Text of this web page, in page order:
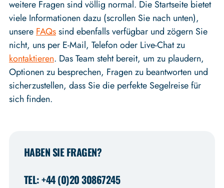
weitere Fragen sind völlig normal. Die Startseite bietet
viele Informationen dazu (scrollen Sie nach unten),
unsere FAQssind ebenfalls verfügbar und zögern Sie
nicht, uns per E-Mail, Telefon oder Live-Chat zu
kontaktieren. Das Team steht bereit, um zu plaudern,
Optionen zu besprechen, Fragen zu beantworten und
sicherzustellen, dass Sie die perfekte Segelreise für
sich finden.
HABEN SIE FRAGEN?
TEL: +44 (0)20 30867245